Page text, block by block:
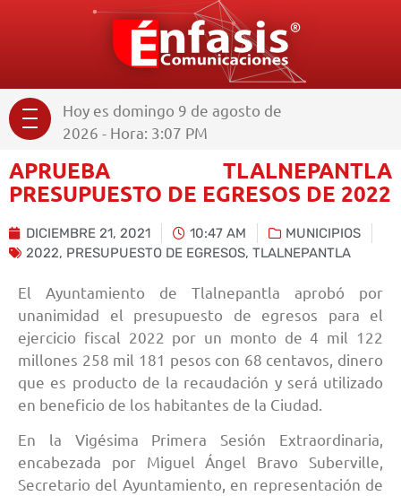
Hoy es domingo 9 de agosto de
2026 - Hora: 3:07 PM
APRUEBA TLALNEPANTLA
PRESUPUESTO DE EGRESOS DE 2022
DICIEMBRE 21, 2021 10:47 AM
MUNICIPIOS
2022, PRESUPUESTO DE EGRESOS, TLALNEPANTLA
El Ayuntamiento de Tlalnepantla aprobó por
unanimidad el presupuesto de egresos para el
ejercicio fiscal 2022 por un monto de 4 mil 122
millones 258 mil 181 pesos con 68 centavos, dinero
que es producto de la recaudación y será utilizado
en beneficio de los habitantes de la Ciudad.
En la Vigésima Primera Sesión Extraordinaria,
encabezada por Miguel Ángel Bravo Suberville,
Secretario del Ayuntamiento, en representación de